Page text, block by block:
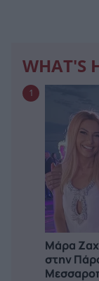
WHAT'S
1
Μάρα
στην